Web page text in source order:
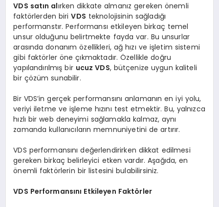
VDS satın alırken dikkate almanız gereken önemli
faktörlerden biriVDS teknolojisinin sağladığı
performanstır. Performansı etkileyen birkaç temel
unsur olduğunu belirtmekte fayda var. Bu unsurlar
arasında donanım özellikleri, ağ hızı ve işletim sistemi
gibi faktörler öne çıkmaktadır. Özellikle doğru
yapılandırılmış bir ucuz VDS, bütçenize uygun kaliteli
bir çözüm sunabilir.
Bir VDS’in gerçek performansını anlamanın en iyi yolu,
veriyi iletme ve işleme hızını test etmektir. Bu, yalnızca
hızlı bir web deneyimi sağlamakla kalmaz, aynı
zamanda kullanıcıların memnuniyetini de artırır.
VDS performansını değerlendirirken dikkat edilmesi
gereken birkaç belirleyici etken vardır. Aşağıda, en
önemli faktörlerin bir listesini bulabilirsiniz.
VDS Performansını Etkileyen Faktörler